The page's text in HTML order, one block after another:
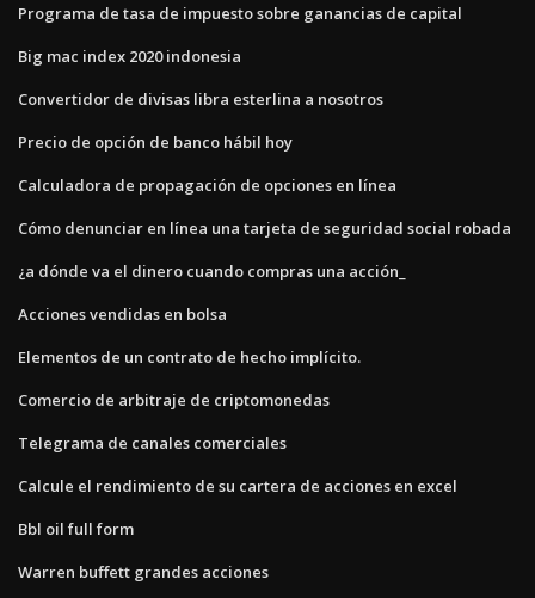
Programa de tasa de impuesto sobre ganancias de capital
Big mac index 2020 indonesia
Convertidor de divisas libra esterlina a nosotros
Precio de opción de banco hábil hoy
Calculadora de propagación de opciones en línea
Cómo denunciar en línea una tarjeta de seguridad social robada
¿a dónde va el dinero cuando compras una acción_
Acciones vendidas en bolsa
Elementos de un contrato de hecho implícito.
Comercio de arbitraje de criptomonedas
Telegrama de canales comerciales
Calcule el rendimiento de su cartera de acciones en excel
Bbl oil full form
Warren buffett grandes acciones